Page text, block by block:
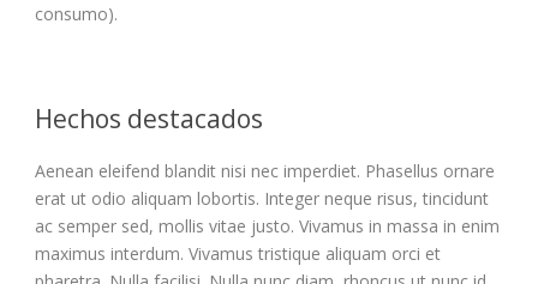
consumo).
Hechos destacados
Aenean eleifend blandit nisi nec imperdiet. Phasellus ornare
erat ut odio aliquam lobortis. Integer neque risus, tincidunt
ac semper sed, mollis vitae justo. Vivamus in massa in enim
maximus interdum. Vivamus tristique aliquam orci et